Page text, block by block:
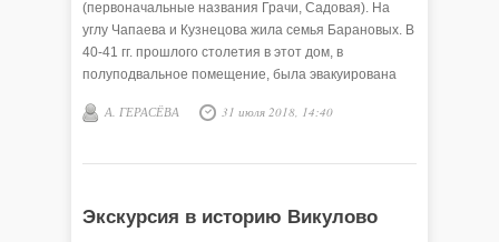
(первоначальные названия Грачи, Садовая). На
углу Чапаева и Кузнецова жила семья Барановых. В
40-41 гг. прошлого столетия в этот дом, в
полуподвальное помещение, была эвакуирована
Владимиром.
А. ГЕРАСЁВА 31 июля 2018, 14:40
Экскурсия в историю Викулово